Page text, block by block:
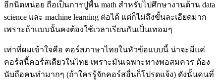
อีกนิดหน่อย ถือเป็นการปูพื้น math สำหรับไปศึกษางานด้าน data
science และ machine learning ต่อได้ แต่ก็ไม่ถึงขั้นละเอียดมาก
เพราะถ้าแบบนั้นคงต้องใช้เวลาเรียนกันเป็นเทอมๆ
เท่าที่ผมเข้าใจคือ คอร์สภาษาไทยในหัวข้อแบบนี้ น่าจะมีแค่
คอร์สนี้คอร์สเดียวในไทย เพราะมันเฉพาะทางพอสมควร ต้อง
นับถือคนทำมากๆ (ถ้าใครรู้จักคอร์สอื่นก็โปรดแจ้ง) ดังนั้นคนที่